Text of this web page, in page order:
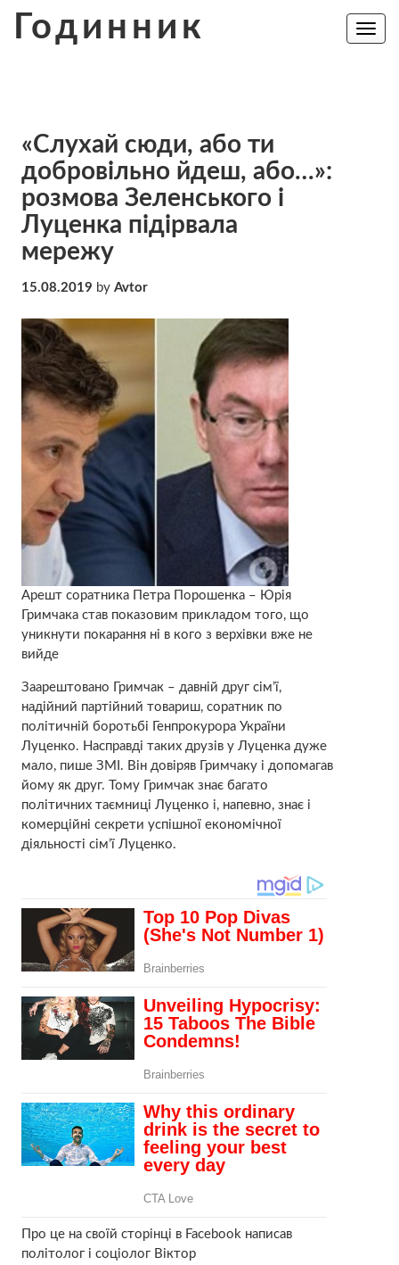
Годинник
Toggle
«Слухай сюди, або ти
добровільно йдеш, або…»:
розмова Зеленського і
Луценка підірвала
мережу
15.08.2019 by Avtor
Арешт соратника Петра Порошенка – Юрія
Гримчака став показовим прикладом того, що
уникнути покарання ні в кого з верхівки вже не
вийде
Заарештовано Гримчак – давній друг сім’ї,
надійний партійний товариш, соратник по
політичній боротьбі Генпрокурора України
Луценко. Насправді таких друзів у Луценка дуже
мало, пише ЗМІ. Він довіряв Гримчаку і допомагав
йому як друг. Тому Гримчак знає багато
політичних таємниці Луценко і, напевно, знає і
комерційні секрети успішної економічної
діяльності сім’ї Луценко.
Про це на своїй сторінці в Facebook написав
політолог і соціолог Віктор